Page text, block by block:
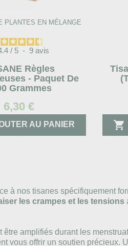
PLANTES EN MÉLANGE
/ 5 - 9avis
Règles
- Paquet De
Grammes
6,30 €
AU PANIER 
à nos tisanes spécifiquement
les crampes et les tensions
amplifiés durant les
vous offrir un soutien précieux.